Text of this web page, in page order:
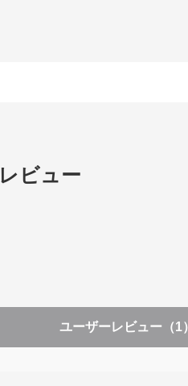
レビュー
ユーザーレビュー （1